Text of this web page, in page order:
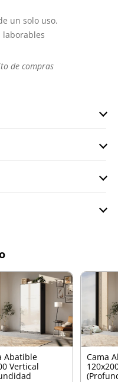
un solo uso.
laborables
de compras
Abatible
Vertical
Cama